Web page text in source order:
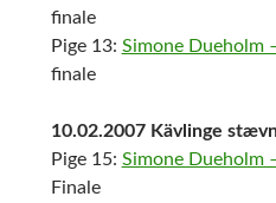
finale
Pige 13: Simone Dueholm
finale
10.02.2007 Kävlinge
Pige 15: Simone Dueholm
Finale